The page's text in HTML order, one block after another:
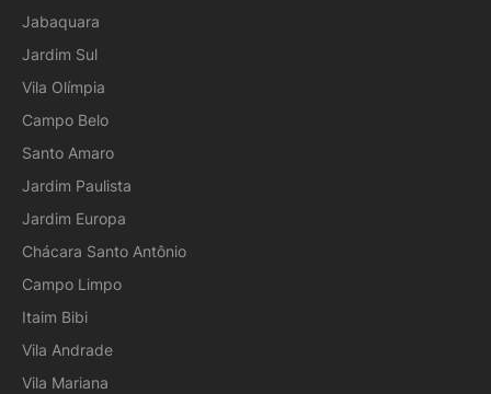
Jabaquara
Jardim Sul
Vila Olímpia
Campo Belo
Santo Amaro
Jardim Paulista
Jardim Europa
Chácara Santo Antônio
Campo Limpo
Itaim Bibi
Vila Andrade
Vila Mariana